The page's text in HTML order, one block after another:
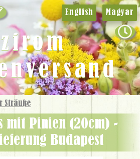
Sträuße
Budapest
English Magyar